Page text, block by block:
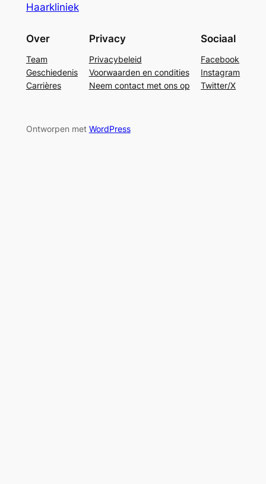
Haarkliniek
Over
Team
Geschiedenis
Carrières
Privacy
Privacybeleid
Voorwaarden en condities
Neem contact met ons op
Sociaal
Facebook
Instagram
Twitter/X
Ontworpen met WordPress